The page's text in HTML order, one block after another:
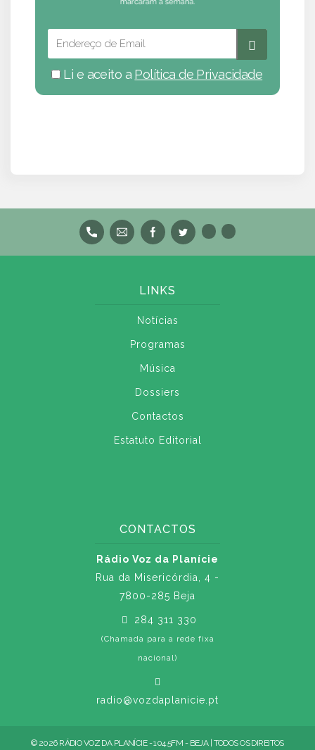
Li e aceito a Política de Privacidade
LINKS
Notícias
Programas
Música
Dossiers
Contactos
Estatuto Editorial
CONTACTOS
Rádio Voz da Planície
Rua da Misericórdia, 4 -
7800-285 Beja
284 311 330
(Chamada para a rede fixa
nacional)
radio@vozdaplanicie.pt
© 2026 RÁDIO VOZ DA PLANÍCIE - 104.5FM - BEJA | TODOS OS DIREITOS